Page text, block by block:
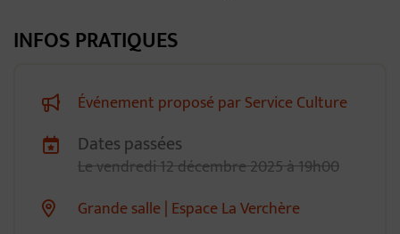
INFOS PRATIQUES
Événement proposé par Service Culture
Dates de planification
Dates passées
Levendredi12décembre2025à 19h00
Lieu alternatif
Grande salle | Espace La Verchère